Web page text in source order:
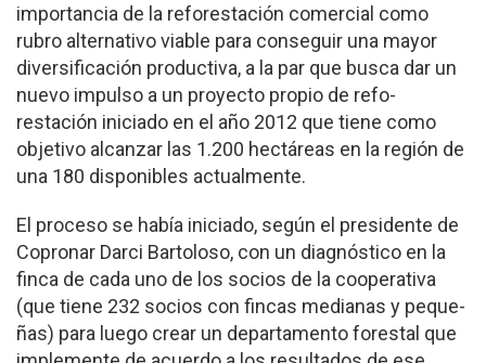
importancia de la refo­restación comercial como
rubro alternativo viable para conseguir una mayor
diversificación producti­va, a la par que busca dar un
nuevo impulso a un proyecto propio de refo­
restación iniciado en el año 2012 que tiene como
objetivo alcanzar las 1.200 hectáreas en la región de
una 180 disponibles ac­tualmente.
El proceso se había ini­ciado, según el presidente de
Copronar Darci Barto­loso, con un diagnóstico en la
finca de cada uno de los socios de la cooperativa
(que tiene 232 socios con fincas medianas y peque­
ñas) para luego crear un departamento forestal que